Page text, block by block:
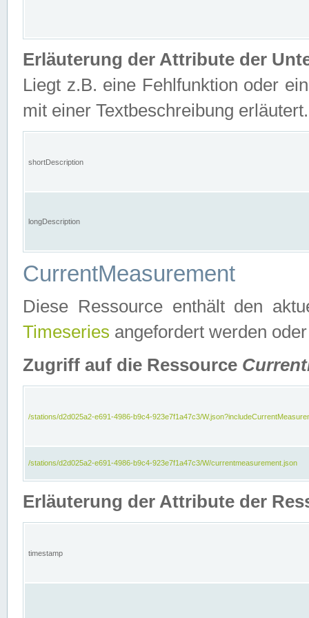
Erläuterung der Attribute der
Liegt z.B. eine Fehlfunktion oder
mit einer Textbeschreibung erläutert.
shortDescription
longDescription
CurrentMeasurement
Diese Ressource enthält den
Timeseries angefordert werden
Zugriff auf die Ressource
/stations/d2d025a2-e691-4986-b9c4-923e7f1a47c3/
/stations/d2d025a2-e691-4986-b9c4-923e7f1a47c3/W/currentmeasurement.json
Erläuterung der Attribute der
timestamp